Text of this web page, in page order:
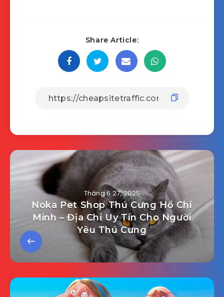
Share Article:
Tháng 6 27, 2025
Noka Pet Shop Thú Cưng Hồ Chí
Minh – Địa Chỉ Uy Tín Cho Người
Yêu Thú Cưng